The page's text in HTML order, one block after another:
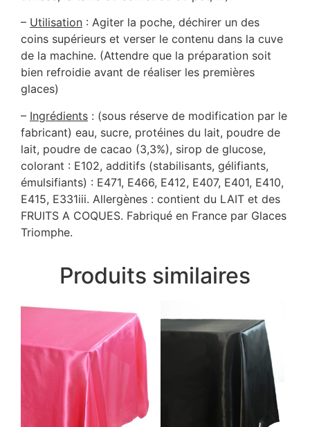
– Utilisation : Agiter la poche, déchirer un des
coins supérieurs et verser le contenu dans la cuve
de la machine. (Attendre que la préparation soit
bien refroidie avant de réaliser les premières
glaces)
– Ingrédients : (sous réserve de modification par le
fabricant) eau, sucre, protéines du lait, poudre de
lait, poudre de cacao (3,3%), sirop de glucose,
colorant : E102, additifs (stabilisants, gélifiants,
émulsifiants) : E471, E466, E412, E407, E401, E410,
E415, E331iii. Allergènes : contient du LAIT et des
FRUITS A COQUES. Fabriqué en France par Glaces
Triomphe.
Produits similaires